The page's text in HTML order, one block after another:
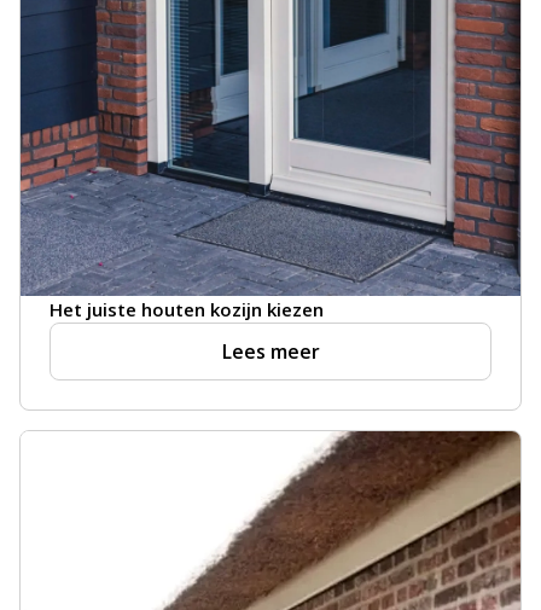
Het juiste houten kozijn kiezen
Lees meer